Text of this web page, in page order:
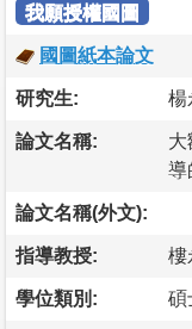
我願授權國圖
國圖紙本論文
研究生: 楊
論文名稱:
大
導
論文名稱(外文):
指導教授: 樓
學位類別: 碩